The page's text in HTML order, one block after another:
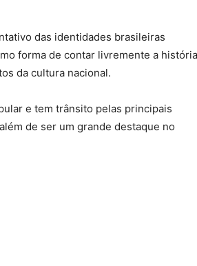
das identidades brasileiras
forma de contar livremente a história
da cultura nacional.
e tem trânsito pelas principais
de ser um grande destaque no